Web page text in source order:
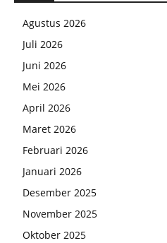
Agustus 2026
Juli 2026
Juni 2026
Mei 2026
April 2026
Maret 2026
Februari 2026
Januari 2026
Desember 2025
November 2025
Oktober 2025